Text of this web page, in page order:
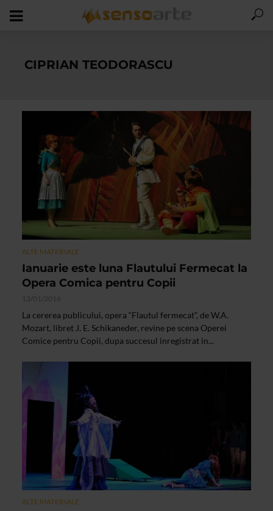
CIPRIAN TEODORASCU
ALTE MATERIALE
Ianuarie este luna Flautului Fermecat la
Opera Comica pentru Copii
13/01/2016
La cererea publicului, opera “Flautul fermecat”, de W.A.
Mozart, libret J. E. Schikaneder, revine pe scena Operei
Comice pentru Copii, dupa succesul inregistrat in...
ALTE MATERIALE